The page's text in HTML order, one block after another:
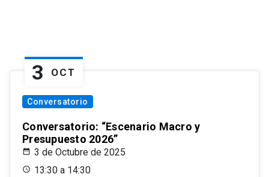
3 OCT
Conversatorio
Conversatorio: “Escenario Macro y
Presupuesto 2026”
3 de Octubre de 2025
13:30 a 14:30